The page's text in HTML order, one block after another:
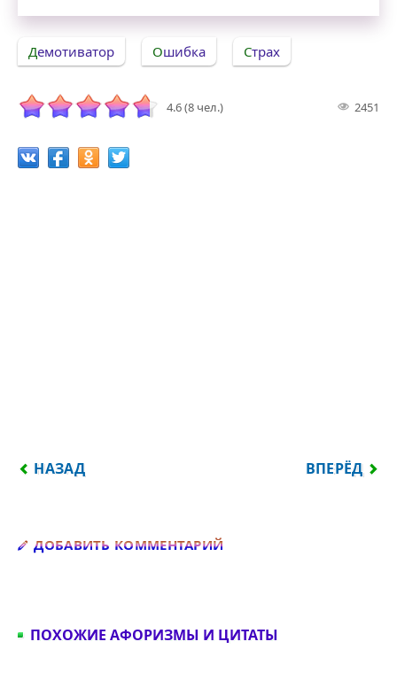
Демотиватор Ошибка Страх
4.6 (8 чел.) 2451
ПРЕДЫДУЩИЙ: НЕПРОЧИТАННЫЕ КНИГИ УМЕЮТ
НАЗАД ВПЕРЁД
ДОБАВИТЬ КОММЕНТАРИЙ
ПОХОЖИЕ АФОРИЗМЫ И ЦИТАТЫ